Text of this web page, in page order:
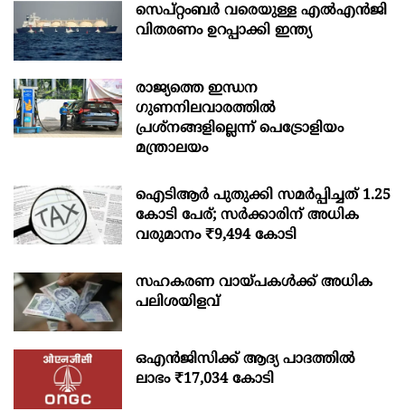
സെപ്റ്റംബർ വരെയുള്ള എൽഎൻജി
വിതരണം ഉറപ്പാക്കി ഇന്ത്യ
രാജ്യത്തെ ഇന്ധന
ഗുണനിലവാരത്തില്‍
പ്രശ്‌നങ്ങളില്ലെന്ന് പെട്രോളിയം
മന്ത്രാലയം
ഐടിആര്‍ പുതുക്കി സമർപ്പിച്ചത് 1.25
കോടി പേര്; സർക്കാരിന് അധിക
വരുമാനം ₹9,494 കോടി
സഹകരണ വായ്പകള്‍ക്ക് അധിക
പലിശയിളവ്
ഒഎന്‍ജിസിക്ക് ആദ്യ പാദത്തില്‍
ലാഭം ₹17,034 കോടി